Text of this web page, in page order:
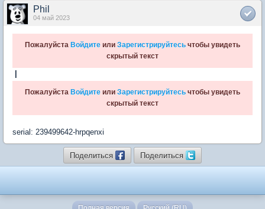
Phil
04 май 2023
Пожалуйста Войдите или Зарегистрируйтесь чтобы увидеть
скрытый текст
Пожалуйста Войдите или Зарегистрируйтесь чтобы увидеть
скрытый текст
serial: 239499642-hrpqenxi
Поделиться Поделиться